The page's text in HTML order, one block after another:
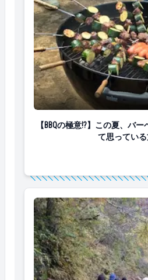
【BBQの極意!?】この夏
【BBQの極意!?】この夏、バ
て思ってい